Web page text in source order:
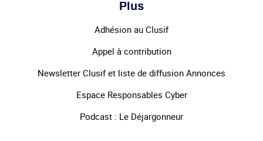
Plus
Adhésion au Clusif
Appel à contribution
Newsletter Clusif et liste de diffusion Annonces
Espace Responsables Cyber
Podcast : Le Déjargonneur